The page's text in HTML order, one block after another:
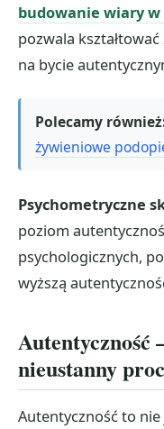
budowanie wiary w
pozwala
na bycie
Polecamy
żywieniowe
Psychometryczne
poziom
psychologicznych,
wyższą
Autentyczność
nieustanny
Autentyczność to